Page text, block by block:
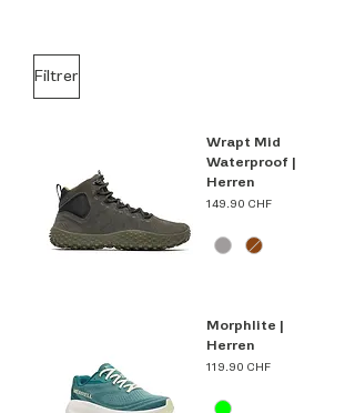
Filtrer
Wrapt Mid
Waterproof |
Herren
Prix
149.90 CHF
Morphlite |
Herren
Prix
119.90 CHF